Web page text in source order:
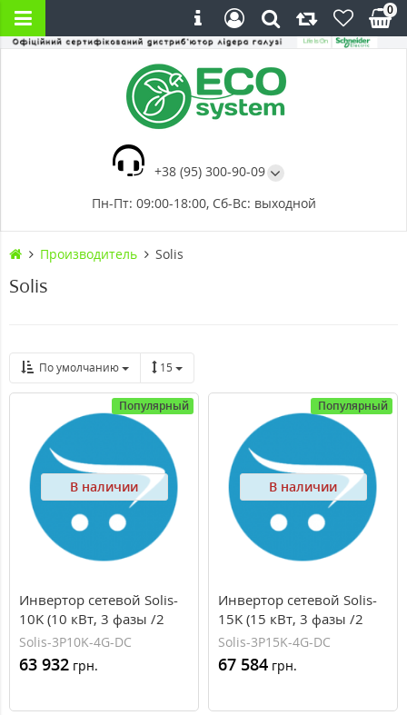
+38 (95) 300-90-09
Пн-Пт: 09:00-18:00, Сб-Вс: выходной
0
Производитель Solis
Solis
По умолчанию 15
Популярный
В наличии
Инвертор сетевой Solis-
10K (10 кВт, 3 фазы /2
трекера)
Solis-3P10K-4G-DC
63 932 грн.
Популярный
В наличии
Инвертор сетевой Solis-
15K (15 кВт, 3 фазы /2
трекера)
Solis-3P15K-4G-DC
67 584 грн.